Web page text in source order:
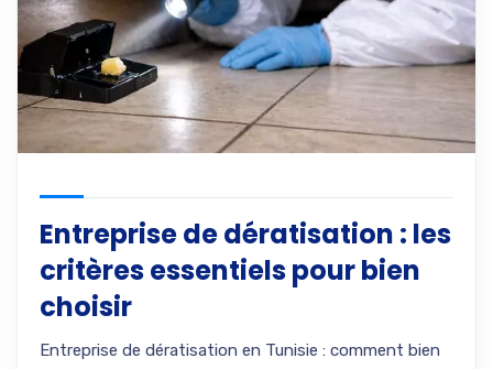
Entreprise de dératisation : les
critères essentiels pour bien
choisir
Entreprise de dératisation en Tunisie : comment bien